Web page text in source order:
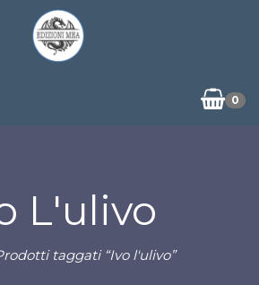
0
L'ulivo
taggati “Ivo l'ulivo”